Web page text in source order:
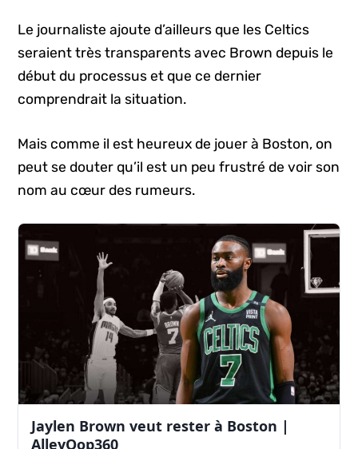
Le journaliste ajoute d’ailleurs que les Celtics
seraient très transparents avec Brown depuis le
début du processus et que ce dernier
comprendrait la situation.
Mais comme il est heureux de jouer à Boston, on
peut se douter qu’il est un peu frustré de voir son
nom au cœur des rumeurs.
Jaylen Brown veut rester à Boston |
AlleyOop360